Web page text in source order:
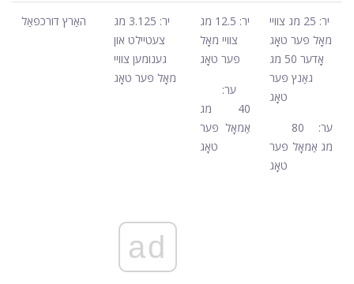
האַרץ דורכפאַל
יר: 3.125 מג
צעטיילט און
גענומען צוויי
מאָל פּער טאָג
ad
יר: 12.5 מג
צוויי מאָל
פּער טאָג
ער:
40 מג
אַמאָל פּער
טאָג
יר: 25 מג צוויי
מאָל פּער טאָג
אָדער 50 מג
גאַנץ פּער
טאָג
ער: 80
מג אַמאָל פּער
טאָג